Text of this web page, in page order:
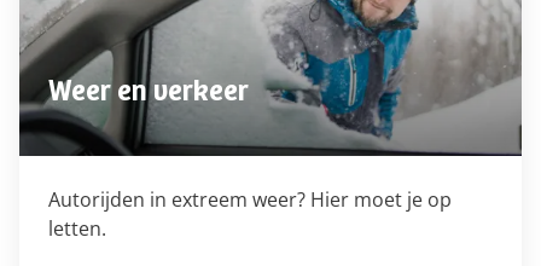
Weer en verkeer
Autorijden in extreem weer? Hier moet je op
letten.